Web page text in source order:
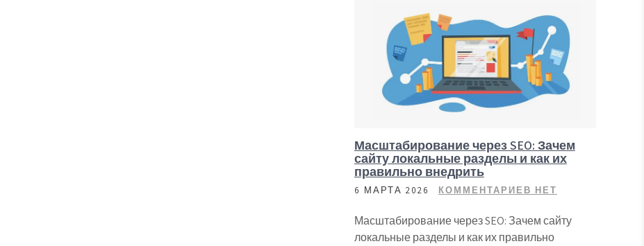
Масштабирование через SEO: Зачем
сайту локальные разделы и как их
правильно внедрить
6 МАРТА 2026 КОММЕНТАРИЕВ НЕТ
Масштабирование через SEO: Зачем сайту
локальные разделы и как их правильно